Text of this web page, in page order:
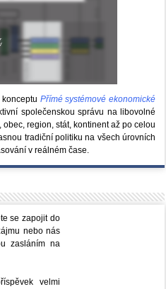
Přímé systémové ekonomické
společenskou správu na libovolné
region, stát, kontinent až po celou
tradiční politiku na všech úrovních
v reálném čase.
se zapojit do
nebo nás
zasláním na
velmi